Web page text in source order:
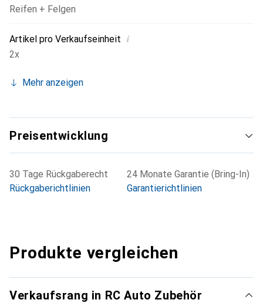
Reifen + Felgen
Artikel pro Verkaufseinheit i
2x
Mehr anzeigen
Preisentwicklung
30 Tage Rückgaberecht
Rückgaberichtlinien
24 Monate Garantie (Bring-In)
Garantierichtlinien
Produkte vergleichen
Verkaufsrang in RC Auto Zubehör